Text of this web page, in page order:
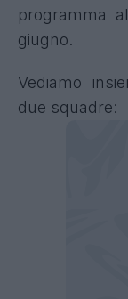
programma
giugno.
Vediamo
due squadre: